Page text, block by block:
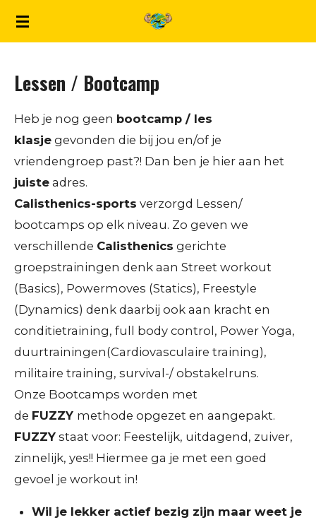
Ga
deLessen / Bootcamp
Heb je nog geen bootcamp / les
klasje gevonden die bij jou en/of je
vriendengroep past?! Dan ben je hier aan het
juiste adres.
Calisthenics-sports verzorgd Lessen/
bootcamps op elk niveau. Zo geven we
verschillende Calisthenics gerichte
groepstrainingen denk aan Street workout
(Basics), Powermoves (Statics), Freestyle
(Dynamics) denk daarbij ook aan kracht en
conditietraining, full body control, Power Yoga,
duurtrainingen(Cardiovasculaire training),
militaire training, survival-/ obstakelruns.
Onze Bootcamps worden met
de FUZZY methode opgezet en aangepakt.
FUZZY staat voor: Feestelijk, uitdagend, zuiver,
zinnelijk, yes!! Hiermee ga je met een goed
gevoel je workout in!
Wil je lekker actief bezig zijn maar weet je